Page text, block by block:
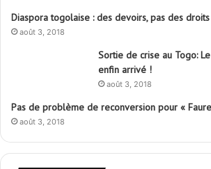
Diaspora togolaise : des devoirs, pas des
août 3, 2018
Sortie de crise au Togo:
enfin arrivé !
août 3, 2018
Pas de problème de reconversion pour «
août 3, 2018